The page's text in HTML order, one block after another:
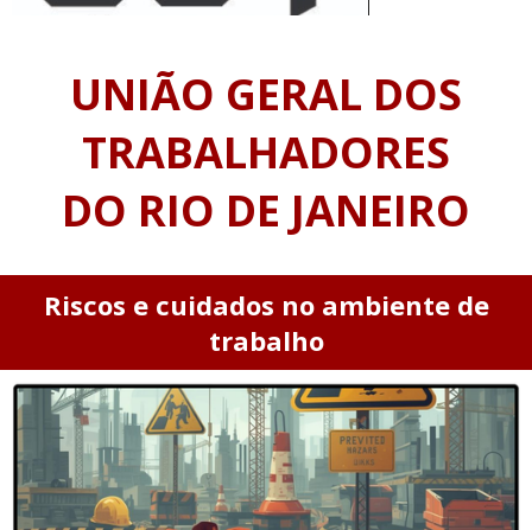
UNIÃO GERAL DOS
TRABALHADORES
DO RIO DE JANEIRO
Riscos e cuidados no ambiente de
trabalho